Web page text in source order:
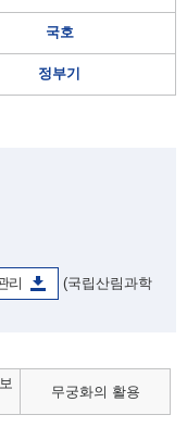
국호
정부기
리
(국립산림과학
무궁화의 활용